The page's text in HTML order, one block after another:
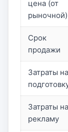
цена (от
рыночной)
Срок
продажи
Затраты на
Затраты на
рекламу